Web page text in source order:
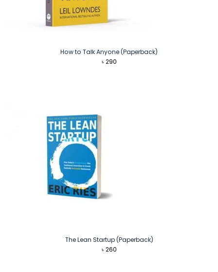
How to Talk Anyone (Paperback)
৳290
The Lean Startup (Paperback)
৳260